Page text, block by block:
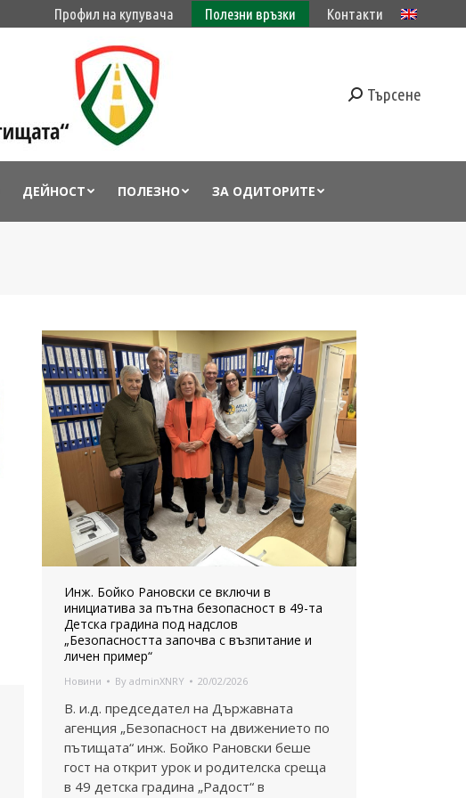
Профил на купувача Полезни връзки Контакти
Търсене
ДЕЙНОСТ ПОЛЕЗНО ЗА ОДИТОРИТЕ
Инж. Бойко Рановски се включи в
инициатива за пътна безопасност в 49-та
Детска градина под надслов
„Безопасността започва с възпитание и
личен пример“
Новини By adminXNRY 20/02/2026
В. и.д. председател на Държавната
агенция „Безопасност на движението по
пътищата“ инж. Бойко Рановски беше
гост на открит урок и родителска среща
в 49 детска градина „Радост“ в